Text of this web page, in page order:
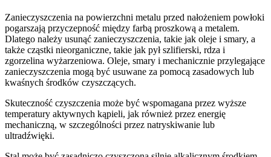
Zanieczyszczenia na powierzchni metalu przed nałożeniem powłoki
pogarszają przyczepność między farbą proszkową a metalem.
Dlatego należy usunąć zanieczyszczenia, takie jak oleje i smary, a
także cząstki nieorganiczne, takie jak pył szlifierski, rdza i
zgorzelina wyżarzeniowa. Oleje, smary i mechanicznie przylegające
zanieczyszczenia mogą być usuwane za pomocą zasadowych lub
kwaśnych środków czyszczących.
Skuteczność czyszczenia może być wspomagana przez wyższe
temperatury aktywnych kąpieli, jak również przez energię
mechaniczną, w szczególności przez natryskiwanie lub
ultradźwięki.